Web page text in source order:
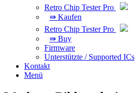
Retro Chip Tester Pro
⇛ Kaufen
Retro Chip Tester Pro
⇛ Buy
Firmware
Unterstützte / Supported ICs
Kontakt
Menü